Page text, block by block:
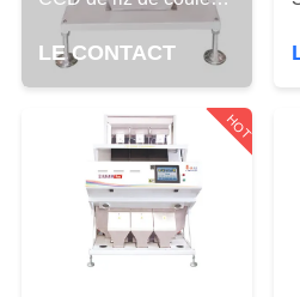
CONTRÔLE
DE
QUALITÉ
CONTACTEZ-
NOUS
de machine à grande
vitesse de trieuse
LE CONTACT
HOT